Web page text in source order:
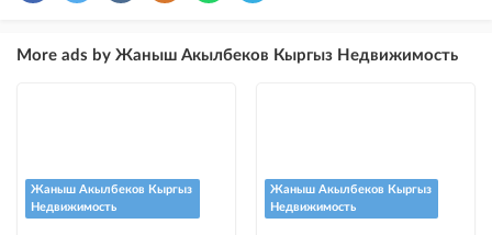
ad placement on @house_kg Instagram account and on Telegram channel
+ paid promotion on Instagram
More ads by Жаныш Акылбеков Кыргыз Недвижимость
Жаныш Акылбеков Кыргыз
Недвижимость
Жаныш Акылбеков Кыргыз
Недвижимость